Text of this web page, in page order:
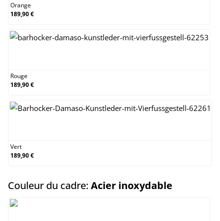
Orange
189,90 €
Rouge
189,90 €
Vert
189,90 €
Couleur du cadre: Acier inoxydable